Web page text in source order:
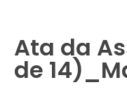
Ata da
de